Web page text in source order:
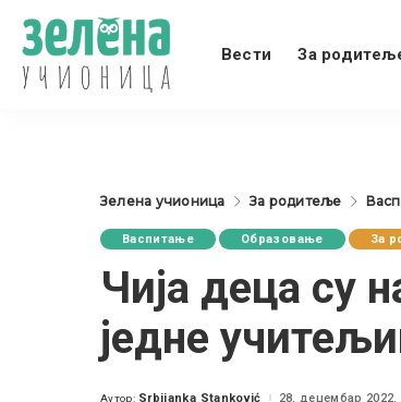
Вести За
Зелена учионица За родитеље
Васпитање Образовање За
Чија деца су
једне
Аутор: Srbijanka Stanković 28. децембар 2022.